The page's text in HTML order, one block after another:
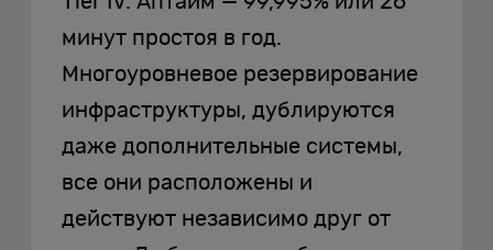
минут простоя в год.
Многоуровневое резервирование
инфраструктуры, дублируются
даже дополнительные системы,
все они расположены и
действуют независимо друг от